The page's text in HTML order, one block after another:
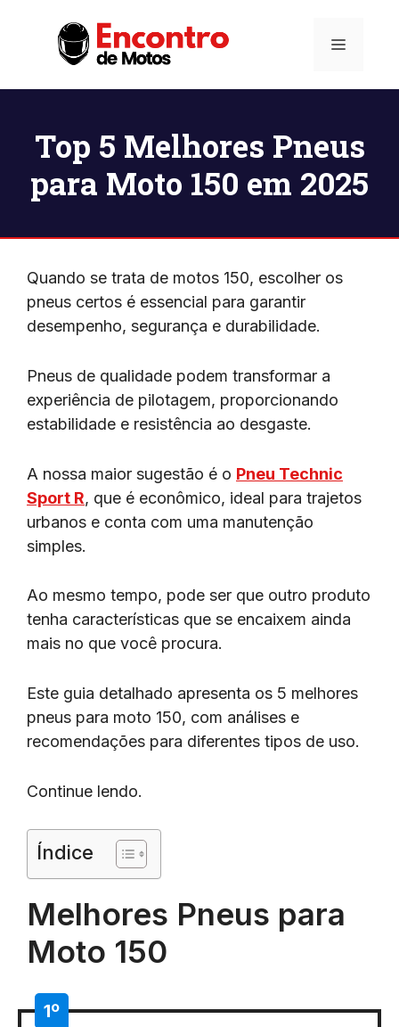
Menu
Top 5 Melhores Pneus
para Moto 150 em 2025
Quando se trata de motos 150, escolher os
pneus certos é essencial para garantir
desempenho, segurança e durabilidade.
Pneus de qualidade podem transformar a
experiência de pilotagem, proporcionando
estabilidade e resistência ao desgaste.
A nossa maior sugestão é o Pneu Technic
Sport R, que é econômico, ideal para trajetos
urbanos e conta com uma manutenção
simples.
Ao mesmo tempo, pode ser que outro produto
tenha características que se encaixem ainda
mais no que você procura.
Este guia detalhado apresenta os 5 melhores
pneus para moto 150, com análises e
recomendações para diferentes tipos de uso.
Continue lendo.
Índice
Melhores Pneus para
Moto 150
1º